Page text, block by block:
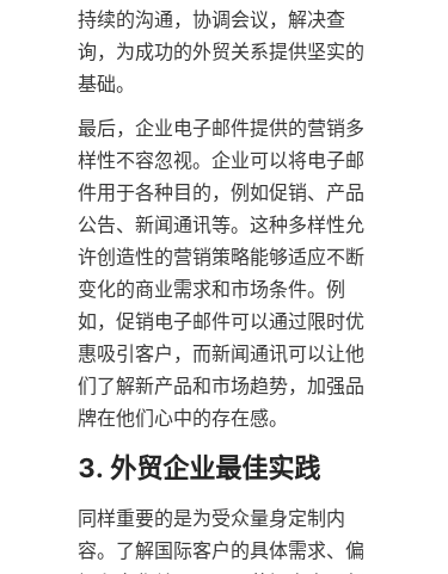
持续的沟通，协调会议，解决查
询，为成功的外贸关系提供坚实的
基础。
最后，企业电子邮件提供的营销多
样性不容忽视。企业可以将电子邮
件用于各种目的，例如促销、产品
公告、新闻通讯等。这种多样性允
许创造性的营销策略能够适应不断
变化的商业需求和市场条件。例
如，促销电子邮件可以通过限时优
惠吸引客户，而新闻通讯可以让他
们了解新产品和市场趋势，加强品
牌在他们心中的存在感。
3. 外贸企业最佳实践
同样重要的是为受众量身定制内
容。了解国际客户的具体需求、偏